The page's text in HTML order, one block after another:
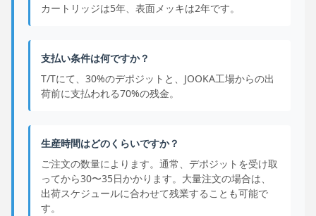
カートリッジは5年、表面メッキは2年です。
支払い条件は何ですか？
T/Tにて、30%のデポジットと、JOOKA工場からの出
荷前に支払われる70%の残金。
生産時間はどのくらいですか？
ご注文の数量によります。通常、デポジットを受け取
ってから30〜35日かかります。大量注文の場合は、
出荷スケジュールに合わせて残業することも可能で
す。